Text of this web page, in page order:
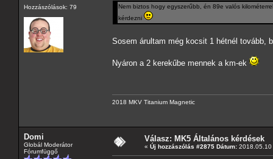
Hozzászólások: 79
Nem biztos hogy egyszerűbb, én 89e valós
kérdezni
Sosem árultam még kocsit 1 hétnél tovább,
Nyáron a 2 kerekűbe mennek a km-ek
2018 MKV Titanium Magnetic
Domi
Globál Moderátor
Fórumfüggő
Válasz: MK5 Általános kérdések
« Új hozzászólás #2875 Dátum: 2018.05.10